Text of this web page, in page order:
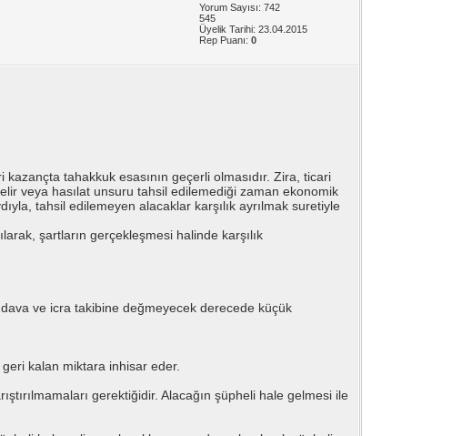
Yorum Sayısı: 742
545
Üyelik Tarihi: 23.04.2015
Rep Puanı:0
tahakkuk esasının geçerli olmasıdır. Zira, ticari
veya hasılat unsuru tahsil edilemediği zaman ekonomik
tahsil edilemeyen alacaklar karşılık ayrılmak suretiyle
şartların gerçekleşmesi halinde karşılık
ve icra takibine değmeyecek derecede küçük
geri kalan miktara inhisar eder.
gerektiğidir. Alacağın şüpheli hale gelmesi ile